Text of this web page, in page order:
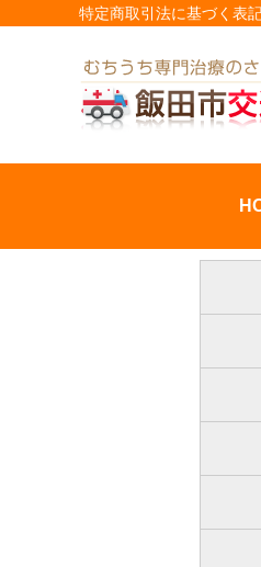
特定商取引法に基づく表